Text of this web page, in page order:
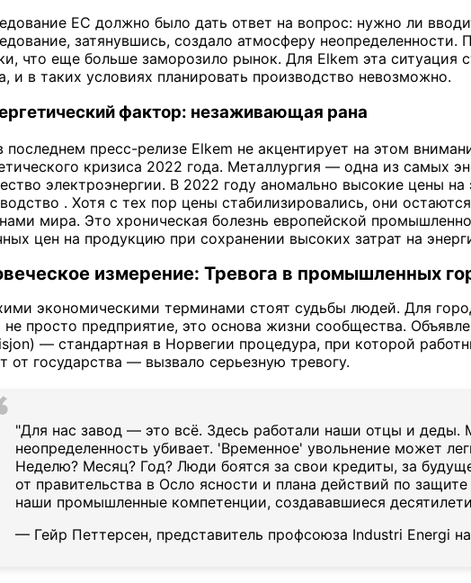
ЕС должно было дать ответ на вопрос: нужно ли
затянувшись, создало атмосферу
что еще больше заморозило рынок. Для Elkem эта ситуация
и в таких условиях планировать производство невозможно.
фактор: незаживающая рана
последнем пресс-релизе Elkem не акцентирует на этом
кризиса 2022 года. Металлургия — одна из самых
электроэнергии. В 2022 году аномально высокие цены
. Хотя с тех пор цены стабилизировались, они
мира. Это хроническая болезнь европейской
цен на продукцию при сохранении высоких затрат на
измерение: Тревога в промышленных
экономическими терминами стоят судьбы людей. Для
просто предприятие, это основа жизни сообщества.
— стандартная в Норвегии процедура, при которой
от государства — вызвало серьезную тревогу.
"Для нас завод — это всё. Здесь работали наши отцы и
неопределенность убивает. 'Временное' увольнение может
Неделю? Месяц? Год? Люди боятся за свои кредиты, за
от правительства в Осло ясности и плана действий по
наши промышленные компетенции, создававшиеся
— Гейр Петтерсен, представитель профсоюза Industri Energi